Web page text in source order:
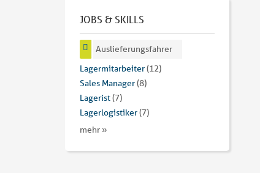
JOBS & SKILLS
Auslieferungsfahrer
Lagermitarbeiter(12)
Sales Manager(8)
Lagerist(7)
Lagerlogistiker(7)
mehr »